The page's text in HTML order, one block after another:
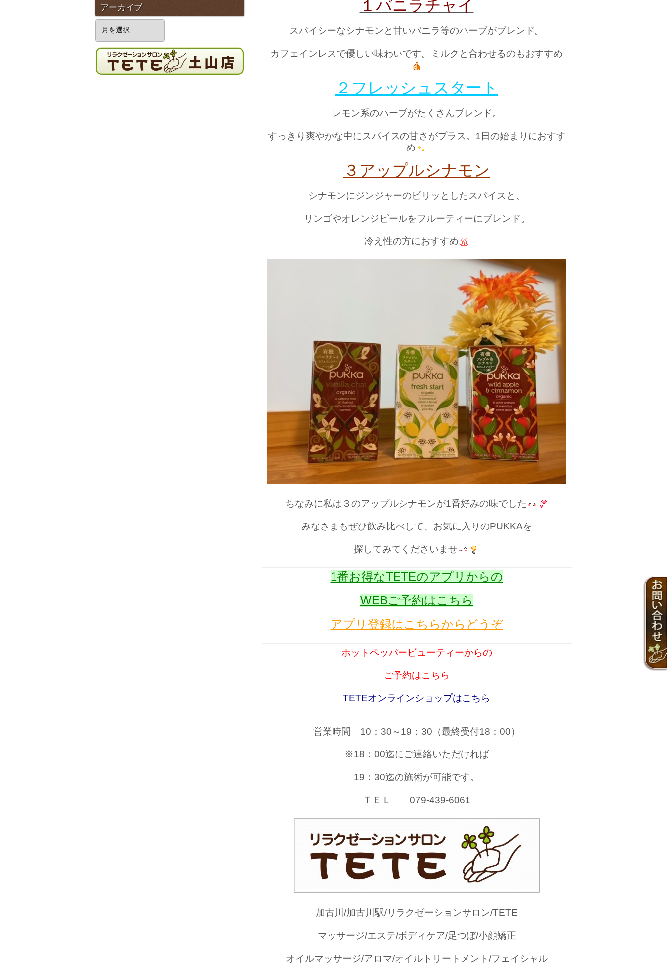
１バニラチャイ
スパイシーなシナモンと甘いバニラ等のハーブがブレンド。
カフェインレスで優しい味わいです。ミルクと合わせるのもおすすめ
２フレッシュスタート
レモン系のハーブがたくさんブレンド。
すっきり爽やかな中にスパイスの甘さがプラス。1日の始まりにおすす
め
３アップルシナモン
シナモンにジンジャーのピリッとしたスパイスと、
リンゴやオレンジピールをフルーティーにブレンド。
冷え性の方におすすめ
ちなみに私は３のアップルシナモンが1番好みの味でした
みなさまもぜひ飲み比べして、お気に入りのPUKKAを
探してみてくださいませ
1番お得なTETEのアプリからの
WEBご予約はこちら
アプリ登録はこちらからどうぞ
ホットペッパービューティーからの
ご予約はこちら
TETEオンラインショップはこちら
営業時間 10：30～19：30（最終受付18：00）
※18：00迄にご連絡いただければ
19：30迄の施術が可能です。
ＴＥＬ 079-439-6061
加古川/加古川駅/リラクゼーションサロン/TETE
マッサージ/エステ/ボディケア/足つぼ/小顔矯正
オイルマッサージ/アロマ/オイルトリートメント/フェイシャル
アーカイブ
イ